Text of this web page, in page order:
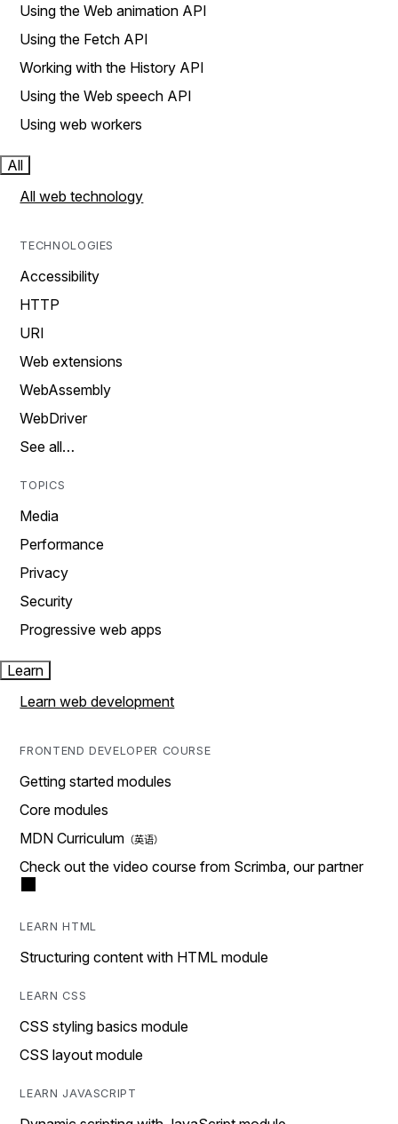
Using the Web animation API
Using the Fetch API
Working with the History API
Using the Web speech API
Using web workers
All
All web technology
TECHNOLOGIES
Accessibility
HTTP
URI
Web extensions
WebAssembly
WebDriver
See all…
TOPICS
Media
Performance
Privacy
Security
Progressive web apps
Learn
Learn web development
FRONTEND DEVELOPER COURSE
Getting started modules
Core modules
MDN Curriculum
Check out the video course from Scrimba, our partner
LEARN HTML
Structuring content with HTML module
LEARN CSS
CSS styling basics module
CSS layout module
LEARN JAVASCRIPT